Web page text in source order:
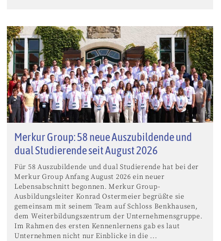
Merkur Group: 58 neue Auszubildende und
dual Studierende seit August 2026
Für 58 Auszubildende und dual Studierende hat bei der
Merkur Group Anfang August 2026 ein neuer
Lebensabschnitt begonnen. Merkur Group-
Ausbildungsleiter Konrad Ostermeier begrüßte sie
gemeinsam mit seinem Team auf Schloss Benkhausen,
dem Weiterbildungszentrum der Unternehmensgruppe.
Im Rahmen des ersten Kennenlernens gab es laut
Unternehmen nicht nur Einblicke in die ...